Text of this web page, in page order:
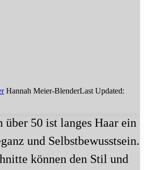
Hannah Meier-BlenderLast Updated:
über 50 ist langes Haar ein
und Selbstbewusstsein.
können den Stil und